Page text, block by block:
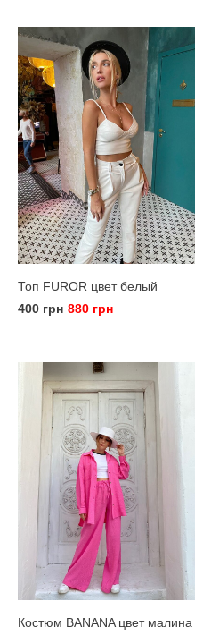
Топ FUROR цвет белый
400 грн 880 грн
Костюм BANANA цвет малина